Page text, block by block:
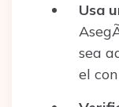
Usa
sea
el